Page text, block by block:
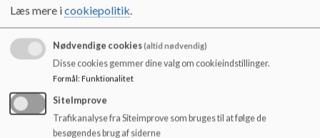
Dagsorden og referater
Principper
Aktivitetsinspiration til forældrerådet
Kontakt
Skolen
Ledelsen
Socialfaglig medarbejder
Sundhedsplejersken
Læs mere icookiepolitik.
Nødvendige cookies(altid nødvendig)
Disse cookies gemmer dine valg om cookieindstillinger.
Formål: Funktionalitet
SiteImprove
Trafikanalyse fra Siteimprove som bruges til at følge de
besøgendes brug af siderne